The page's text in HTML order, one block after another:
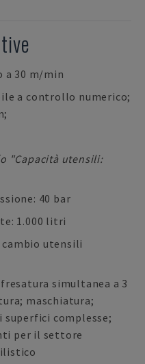
a 30 m/min
a controllo numerico;
"Capacità utensili:
40 bar
1.000 litri
cambio utensili
simultanea a 3
maschiatura;
superfici complesse;
per il settore